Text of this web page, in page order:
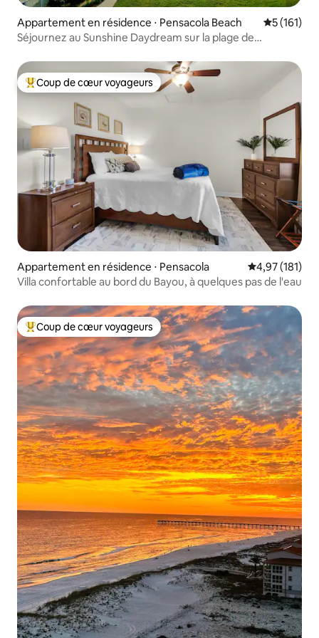
Appartement en résidence ⋅ Pensacola Beach Évaluation
5 (161)
Séjournez au Sunshine Daydream sur la plage de
Coups de cœur voyageurs les plus appréciés
Coup de cœur voyageurs
Appartement en résidence ⋅ Pensacola Évaluation
4,97 (181)
Villa confortable au bord du Bayou, à quelques pas de l'eau
Coups de cœur voyageurs les plus appréciés
Coup de cœur voyageurs